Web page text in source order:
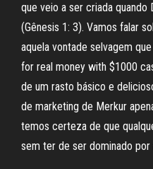
que veio a ser criada quando
(Gênesis 1: 3). Vamos falar
aquela vontade selvagem
for real money with $1000
de um rasto básico e
de marketing de Merkur
temos certeza de que
sem ter de ser dominado